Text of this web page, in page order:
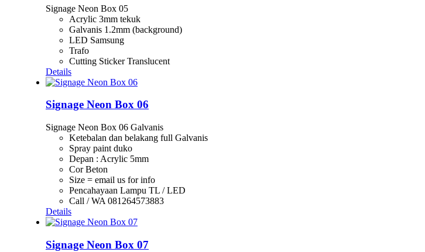
Signage Neon Box 05
Acrylic 3mm tekuk
Galvanis 1.2mm (background)
LED Samsung
Trafo
Cutting Sticker Translucent
Details
Signage Neon Box 06
Signage Neon Box 06 Galvanis
Ketebalan dan belakang full Galvanis
Spray paint duko
Depan : Acrylic 5mm
Cor Beton
Size = email us for info
Pencahayaan Lampu TL / LED
Call / WA 081264573883
Details
Signage Neon Box 07